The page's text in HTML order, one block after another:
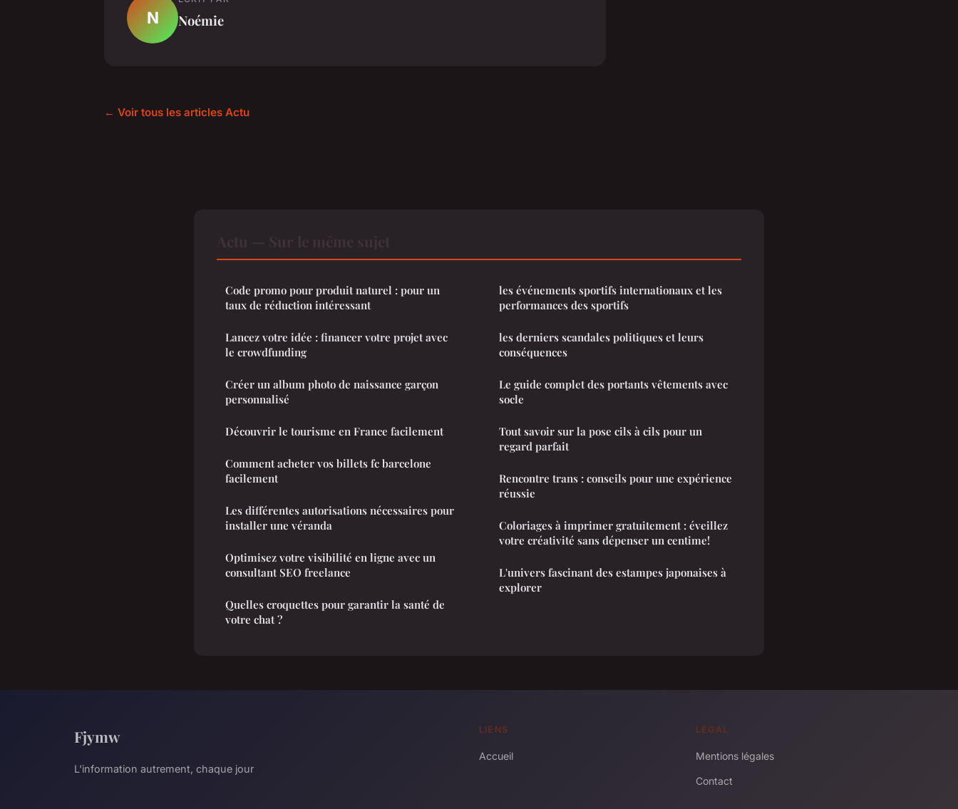
N Noémie
← Voir tous les articles Actu
Code promo pour produit naturel : pour un
taux de réduction intéressant
Lancez votre idée : financer votre projet avec
le crowdfunding
Créer un album photo de naissance garçon
personnalisé
Découvrir le tourisme en France facilement
Comment acheter vos billets fc barcelone
facilement
Les différentes autorisations nécessaires pour
installer une véranda
Optimisez votre visibilité en ligne avec un
consultant SEO freelance
Quelles croquettes pour garantir la santé de
votre chat ?
les événements sportifs internationaux et les
performances des sportifs
les derniers scandales politiques et leurs
conséquences
Le guide complet des portants vêtements avec
socle
Tout savoir sur la pose cils à cils pour un
regard parfait
Rencontre trans : conseils pour une expérience
réussie
Coloriages à imprimer gratuitement : éveillez
votre créativité sans dépenser un centime!
L'univers fascinant des estampes japonaises à
explorer
Fjymw
L'information autrement, chaque jour
LIENS
Accueil
LÉGAL
Mentions légales
Contact